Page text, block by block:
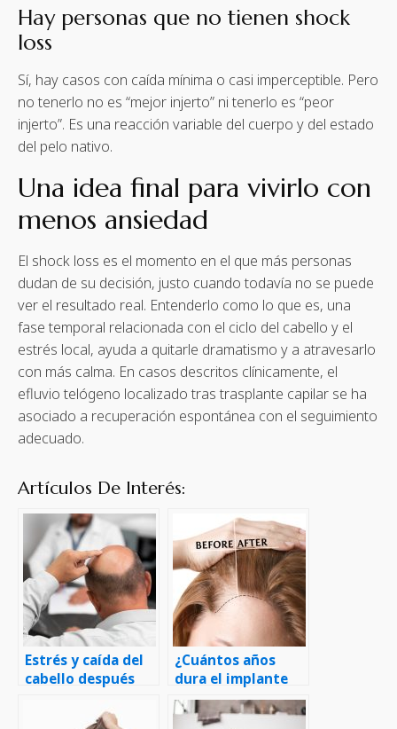
Hay personas que no tienen shock
loss
Sí, hay casos con caída mínima o casi imperceptible. Pero
no tenerlo no es “mejor injerto” ni tenerlo es “peor
injerto”. Es una reacción variable del cuerpo y del estado
del pelo nativo.
Una idea final para vivirlo con
menos ansiedad
El shock loss es el momento en el que más personas
dudan de su decisión, justo cuando todavía no se puede
ver el resultado real. Entenderlo como lo que es, una
fase temporal relacionada con el ciclo del cabello y el
estrés local, ayuda a quitarle dramatismo y a atravesarlo
con más calma. En casos descritos clínicamente, el
efluvio telógeno localizado tras trasplante capilar se ha
asociado a recuperación espontánea con el seguimiento
adecuado.
Artículos De Interés:
Estrés y caída del
cabello después
¿Cuántos años
dura el implante
capilar?